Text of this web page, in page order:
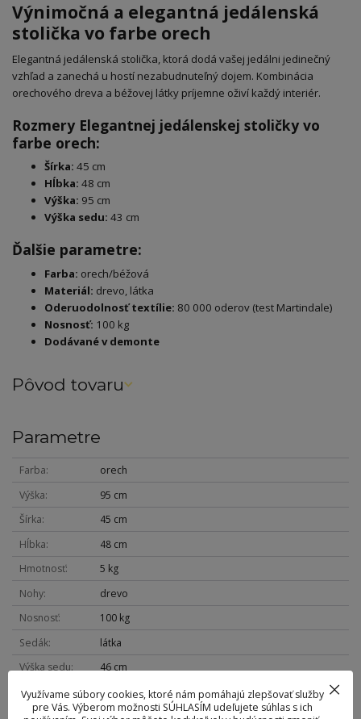
Výnimočná a elegantná jedálenská
stolička vo farbe orech
Elegantná jedálenská stolička, ktorá dodá vašej jedálni jedinečný
vzhľad a zanechá u hostí nezabudnuteľný dojem. Kombinácia
orechového dreva a béžovej látky príjemne oživí každý interiér.
Rozmery Elegantnej jedálenskej stoličky vo
farbe orech:
Šírka: 45 cm
Hĺbka: 48 cm
Výška: 95 cm
Výška sedu: 43 cm
Ďalšie parametre:
Farba: orech/béžová
Materiál: drevo, látka
Oderuodolnosť textílie: 80 000 oderov (test Martindale)
Nosnosť: 100 kg
Dodávané v demonte
Pôvod tovaru
Parametre
Farba
orech
Výška
95 cm
Šírka
45 cm
Hĺbka
48 cm
Hmotnosť
5 kg
Nohy
drevo
Nosnosť
100 kg
Sedák
látka
Výška sedu
46 cm
Využívame súbory cookies, ktoré nám pomáhajú zlepšovať služby
pre Vás. Výberom možnosti SÚHLASÍM udeľujete súhlas s ich